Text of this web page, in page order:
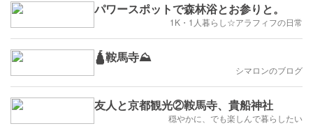
パワースポットで森林浴とお参りと。
1K・1人暮らし☆アラフィフの日常
🛕鞍馬寺⛰
シマロンのブログ
友人と京都観光②鞍馬寺、貴船神社
穏やかに、でも楽しんで暮らしたい